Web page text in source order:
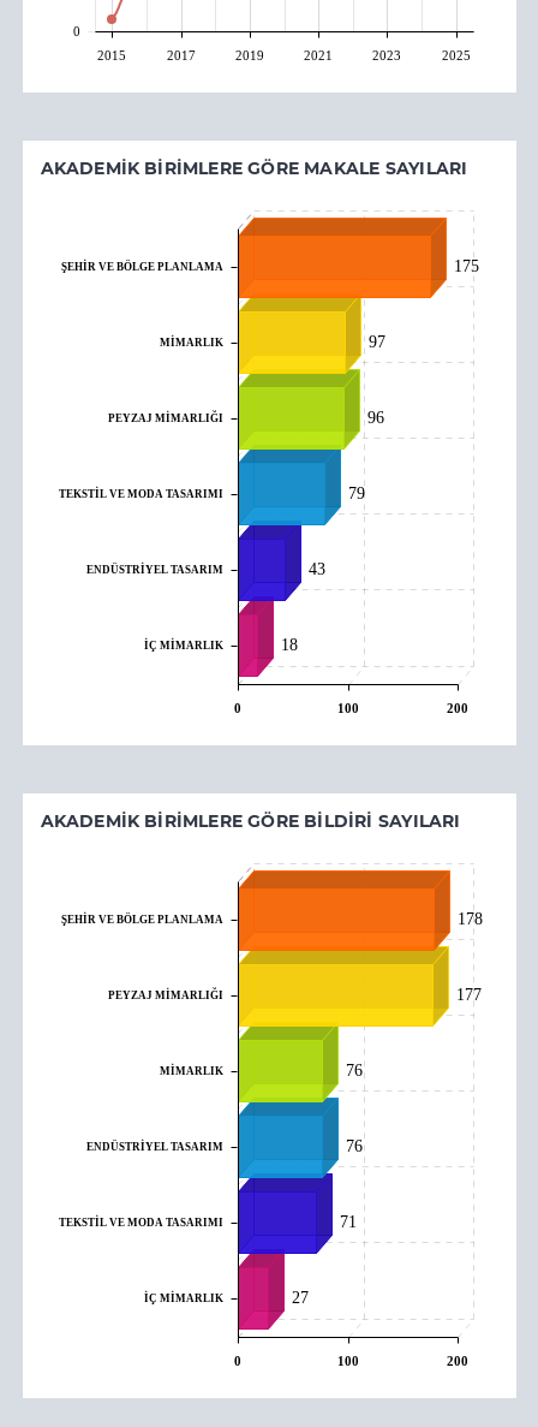
2015 2017 2019 2021 2023 2025
0
AKADEMIK BIRIMLERE GÖRE MAKALE SAYILARI
175
97
96
79
43
18
ŞEHİR VE BÖLGE PLANLAMA
MİMARLIK
PEYZAJ MİMARLIĞI
TEKSTİL VE MODA TASARIMI
ENDÜSTRİYEL TASARIM
İÇ MİMARLIK
0 100 200
AKADEMIK BIRIMLERE GÖRE BILDIRI SAYILARI
178
177
76
76
71
27
ŞEHİR VE BÖLGE PLANLAMA
PEYZAJ MİMARLIĞI
MİMARLIK
ENDÜSTRİYEL TASARIM
TEKSTİL VE MODA TASARIMI
İÇ MİMARLIK
0 100 200